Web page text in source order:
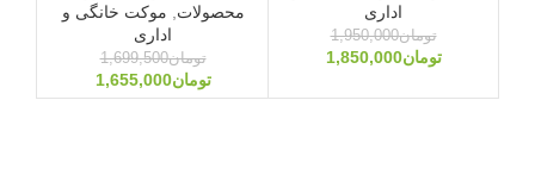
اداری
تومان1,950,000
تومان1,850,000
محصولات
موکت خانگی و
اداری
تومان1,699,500
تومان1,655,000